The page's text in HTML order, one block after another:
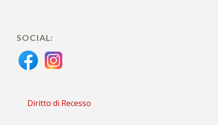
SOCIAL:
Diritto di Recesso